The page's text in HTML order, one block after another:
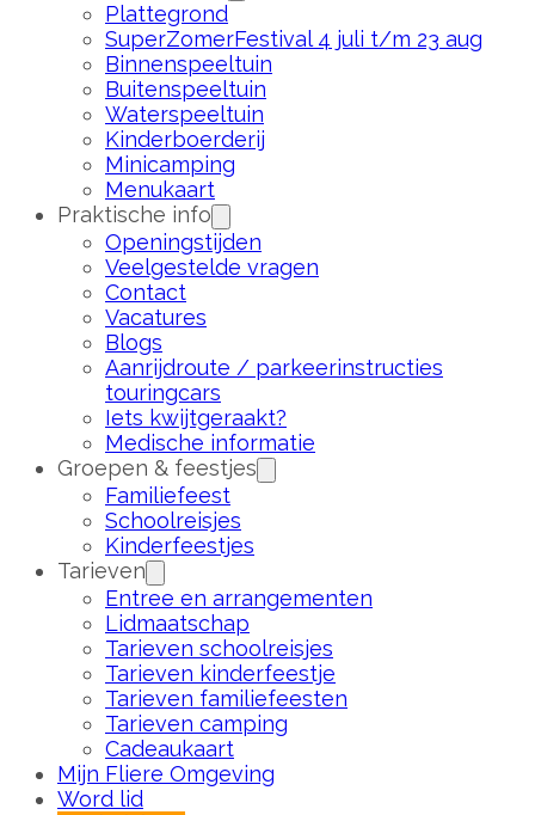
Plattegrond
SuperZomerFestival 4 juli t/m 23 aug
Binnenspeeltuin
Buitenspeeltuin
Waterspeeltuin
Kinderboerderij
Minicamping
Menukaart
Praktische info
Openingstijden
Veelgestelde vragen
Contact
Vacatures
Blogs
Aanrijdroute / parkeerinstructies
touringcars
Iets kwijtgeraakt?
Medische informatie
Groepen & feestjes
Familiefeest
Schoolreisjes
Kinderfeestjes
Tarieven
Entree en arrangementen
Lidmaatschap
Tarieven schoolreisjes
Tarieven kinderfeestje
Tarieven familiefeesten
Tarieven camping
Cadeaukaart
Mijn Fliere Omgeving
Word lid